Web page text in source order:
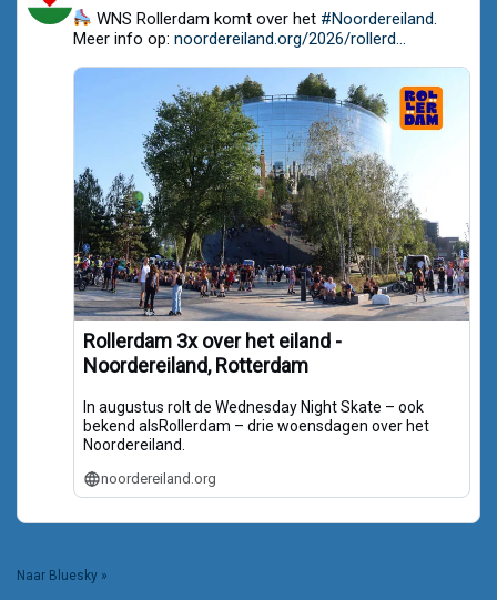
by
Noordereiland.org
WNS Rollerdam komt over het #Noordereiland
Meer info op: noordereiland.org/2026/rollerd...
Rollerdam 3x over het eiland -
Noordereiland, Rotterdam
In augustus rolt de Wednesday Night Skate – ook
bekend alsRollerdam – drie woensdagen over het
Noordereiland.
noordereiland.org
Naar Bluesky »